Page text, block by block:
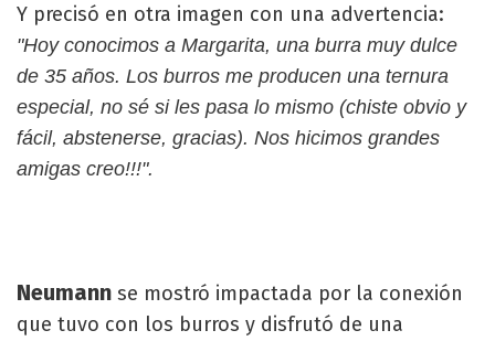
Y precisó en otra imagen con una advertencia:
"Hoy conocimos a Margarita, una burra muy dulce
de 35 años. Los burros me producen una ternura
especial, no sé si les pasa lo mismo (chiste obvio y
fácil, abstenerse, gracias). Nos hicimos grandes
amigas creo!!!".
Neumann se mostró impactada por la conexión
que tuvo con los burros y disfrutó de una